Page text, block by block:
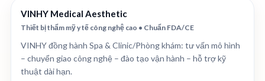
VINHY Medical Aesthetic
Thiết bị thẩm mỹ y tế công nghệ cao • Chuẩn FDA/CE
VINHY đồng hành Spa & Clinic/Phòng khám: tư vấn mô hình
– chuyển giao công nghệ – đào tạo vận hành – hỗ trợ kỹ
thuật dài hạn.